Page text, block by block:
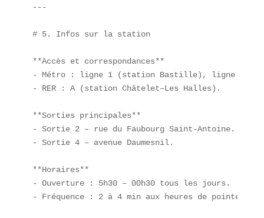
---
# 5. Infos sur la station
**Accès et correspondances**
- Métro : ligne 1 (station Bastille), ligne 5
- RER : A (station Châtelet–Les Halles).
**Sorties principales**
- Sortie 2 – rue du Faubourg Saint-Antoine.
- Sortie 4 – avenue Daumesnil.
**Horaires**
- Ouverture : 5h30 – 00h30 tous les jours.
- Fréquence : 2 à 4 min aux heures de pointe.